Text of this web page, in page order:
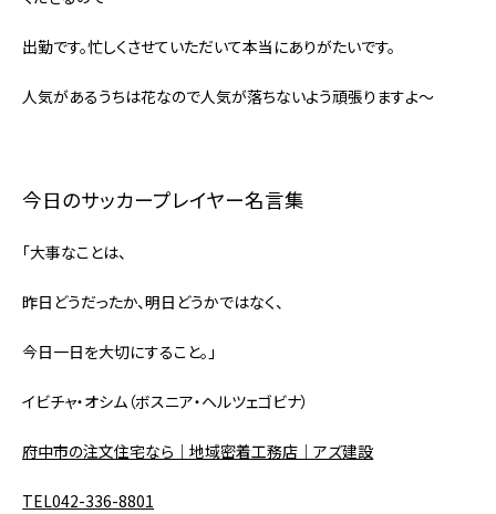
出勤です。忙しくさせていただいて本当にありがたいです。
人気があるうちは花なので人気が落ちないよう頑張りますよ～
今日のサッカープレイヤー名言集
「大事なことは、
昨日どうだったか、明日どうかではなく、
今日一日を大切にすること。」
イビチャ・オシム（ボスニア・ヘルツェゴビナ）
府中市の注文住宅なら｜地域密着工務店｜アズ建設
TEL042-336-8801